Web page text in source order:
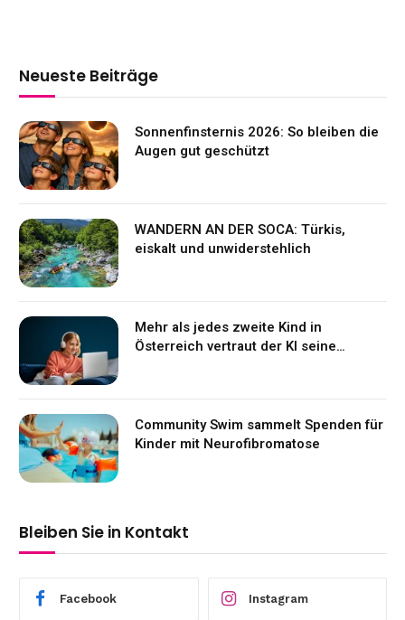
Neueste Beiträge
Sonnenfinsternis 2026: So bleiben die
Augen gut geschützt
WANDERN AN DER SOCA: Türkis,
eiskalt und unwiderstehlich
Mehr als jedes zweite Kind in
Österreich vertraut der KI seine
Community Swim sammelt Spenden für
Kinder mit Neurofibromatose
Bleiben Sie in Kontakt
Facebook Instagram